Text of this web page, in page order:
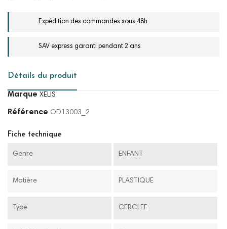
Expédition des commandes sous 48h
SAV express garanti pendant 2 ans
Détails du produit
Marque XELIS
Référence OD13003_2
Fiche technique
Genre ENFANT
Matière PLASTIQUE
Type CERCLEE